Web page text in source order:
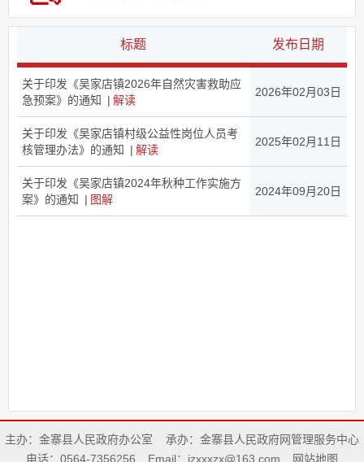
标题 发布日期
关于印发《吴家店镇2026年自然灾害救助应
急预案》的通知
| 解读
2026年02月03日
关于印发《吴家店镇村级公益性岗位人员考
核管理办法》的通知
| 解读
2025年02月11日
关于印发《吴家店镇2024年秋种工作实施方
案》的通知
| 图解
2024年09月20日
主办：金寨县人民政府办公室
承办：金寨县人民政府网管理服务中心
电话：0564-7356256
Email：jzxxxzx@163.com 网站地图